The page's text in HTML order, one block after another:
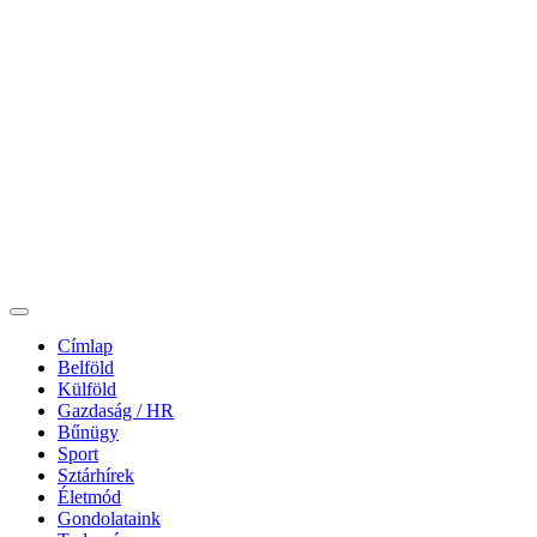
Címlap
Belföld
Külföld
Gazdaság / HR
Bűnügy
Sport
Sztárhírek
Életmód
Gondolataink